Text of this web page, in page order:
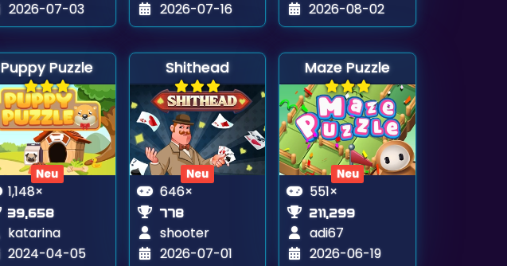
2026-07-03
2026-07-16
2026-08-02
Puppy Puzzle
Neu
1,148×
39,658
katarina
2024-04-05
Shithead
Neu
646×
778
shooter
2026-07-01
Maze Puzzle
Neu
551×
211,299
adi67
2026-06-19